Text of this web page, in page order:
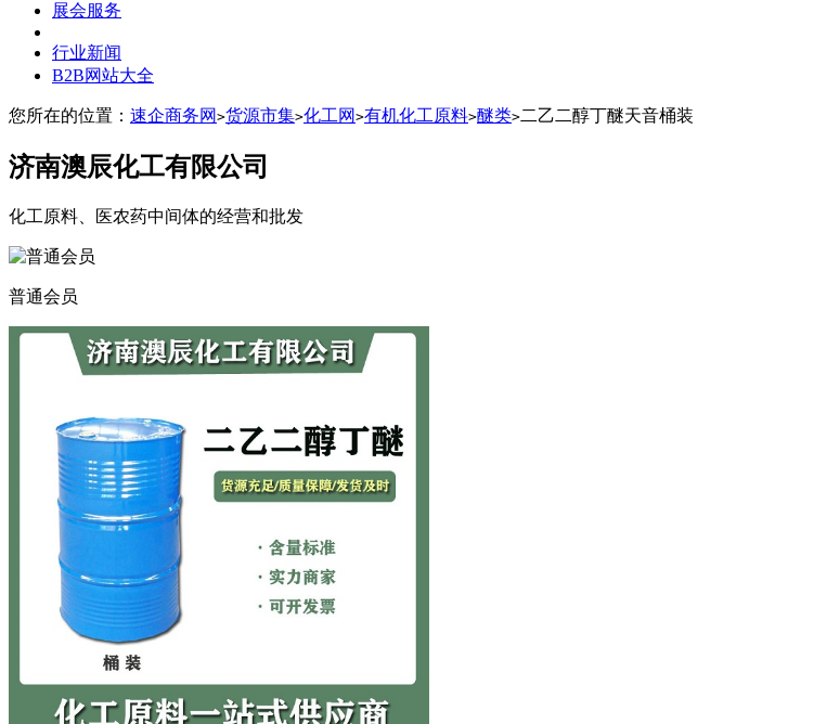
展会服务
行业新闻
B2B网站大全
您所在的位置： 速企商务网 >货源市集>化工网 >有机化工原料>醚类>二乙二醇丁醚天音桶装
济南澳辰化工有限公司
化工原料、医农药中间体的经营和批发
普通会员